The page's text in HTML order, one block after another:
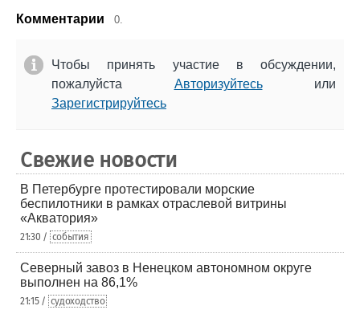
Комментарии 0.
Чтобы принять участие в обсуждении,
пожалуйста Авторизуйтесьили
Зарегистрируйтесь
Свежие новости
В Петербурге протестировали морские
беспилотники в рамках отраслевой витрины
«Акватория»
21:30 / события
Северный завоз в Ненецком автономном округе
выполнен на 86,1%
21:15 / судоходство